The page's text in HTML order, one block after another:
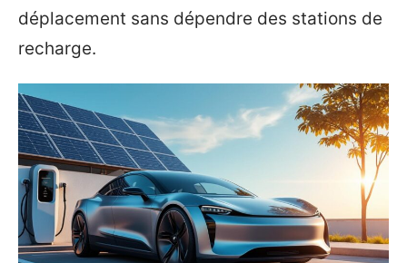
déplacement sans dépendre des stations de
recharge.